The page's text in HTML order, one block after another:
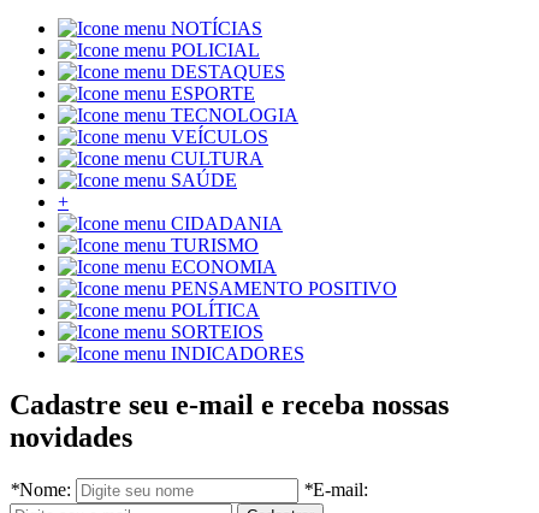
NOTÍCIAS
POLICIAL
DESTAQUES
ESPORTE
TECNOLOGIA
VEÍCULOS
CULTURA
SAÚDE
+
CIDADANIA
TURISMO
ECONOMIA
PENSAMENTO POSITIVO
POLÍTICA
SORTEIOS
INDICADORES
Cadastre seu e-mail e receba nossas
novidades
*Nome: *E-mail: